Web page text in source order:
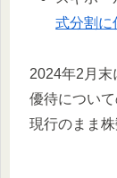
式分割に
2024年2月
優待について
現行のまま株